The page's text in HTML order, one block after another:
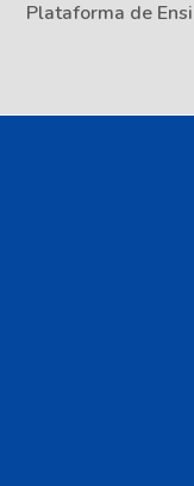
Plataforma de